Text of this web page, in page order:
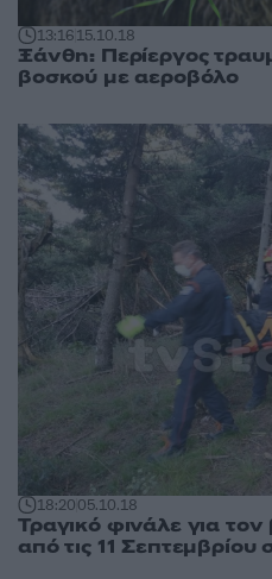
13:1615.10.18
Ξάνθη: Περίεργος
βοσκού με αεροβόλο
18:2005.10.18
Τραγικό φινάλε για
από τις 11 Σεπτεμβρίου